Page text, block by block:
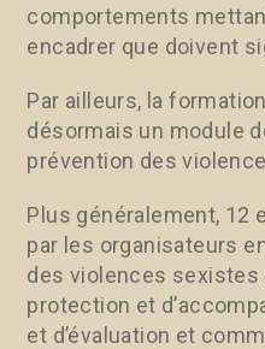
comportements
encadrer que doivent
Par ailleurs, la
désormais un module
prévention des
Plus généralement, 12
par les organisateurs
des violences sexistes
protection et
et d’évaluation et